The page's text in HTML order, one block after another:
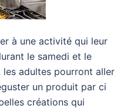
à une activité qui leur
le samedi et le
les adultes pourront aller
un produit par ci
créations qui